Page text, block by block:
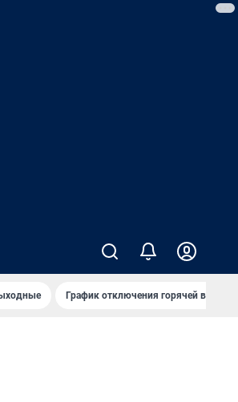
График отключения горячей воды в